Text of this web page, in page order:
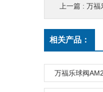
上一篇 : 万福
相关产品：
万福乐球阀